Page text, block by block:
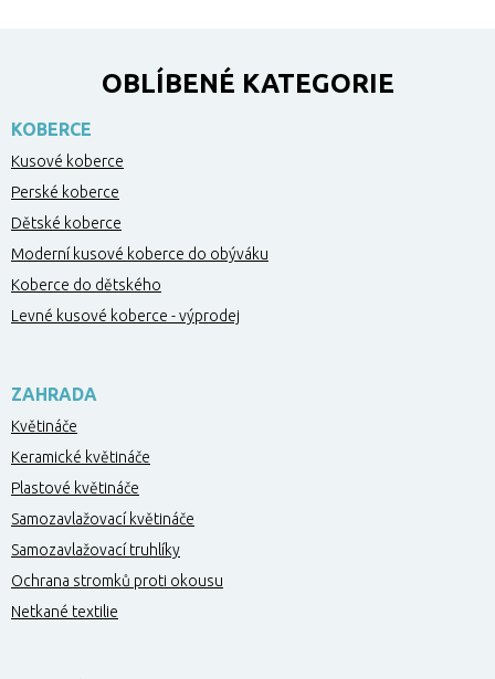
OBLÍBENÉ KATEGORIE
KOBERCE
Kusové koberce
Perské koberce
Dětské koberce
Moderní kusové koberce do obýváku
Koberce do dětského
Levné kusové koberce - výprodej
ZAHRADA
Květináče
Keramické květináče
Plastové květináče
Samozavlažovací květináče
Samozavlažovací truhlíky
Ochrana stromků proti okousu
Netkané textilie